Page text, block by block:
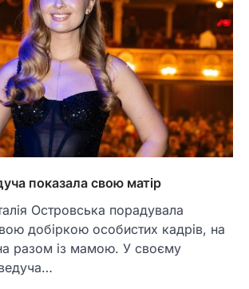
показала свою матір
Островська порадувала
добіркою особистих кадрів, на
разом із мамою. У своєму